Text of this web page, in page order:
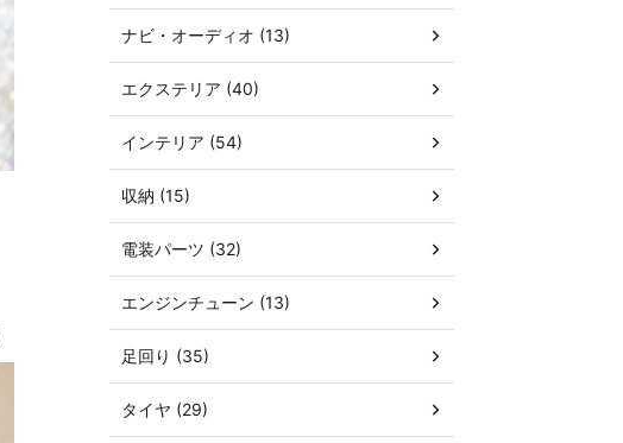
ナビ・オーディオ (13)
エクステリア (40)
インテリア (54)
収納 (15)
電装パーツ (32)
エンジンチューン (13)
足回り (35)
タイヤ (29)